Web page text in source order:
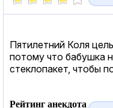
Пятилетний Коля
потому что бабушка
стеклопакет, чтобы
Рейтинг анекдота